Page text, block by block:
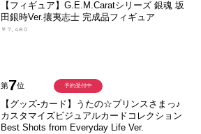
【フィギュア】G.E.M.Caratシリーズ 銀魂 坂
田銀時Ver.攘夷志士 完成品フィギュア
￥7,480
第7位
【グッズ-カード】うたの☆プリンスさまっ♪
カスタマイズビジュアルカードコレクション
Best Shots from Everyday Life Ver.
予約受付中